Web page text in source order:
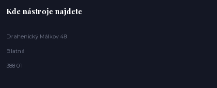
Kde nástroje najdete
Drahenický Málkov 48
Blatná
388 01